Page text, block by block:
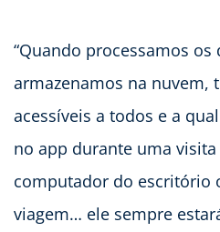
“Quando processamos os
armazenamos na nuvem,
acessíveis a todos e a
no app durante uma
computador do escritório
viagem… ele sempre